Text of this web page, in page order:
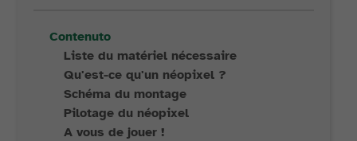
Contenuto
Liste du matériel nécessaire
Qu'est-ce qu'un néopixel ?
Schéma du montage
Pilotage du néopixel
A vous de jouer !